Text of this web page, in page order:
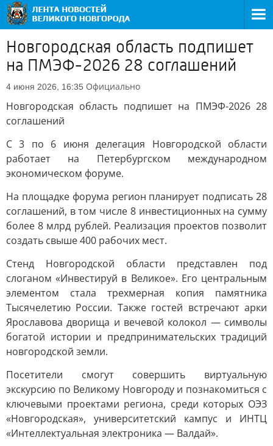
Новгородская область подпишет
на ПМЭФ-2026 28 соглашений
4 июня 2026, 16:35 Официально
Новгородская область подпишет на ПМЭФ-2026 28
соглашений
С 3 по 6 июня делегация Новгородской области
работает на Петербургском международном
экономическом форуме.
На площадке форума регион планирует подписать 28
соглашений, в том числе 8 инвестиционных на сумму
более 8 млрд рублей. Реализация проектов позволит
создать свыше 400 рабочих мест.
Стенд Новгородской области представлен под
слоганом «Инвестируй в Великое». Его центральным
элементом стала трехмерная копия памятника
Тысячелетию России. Также гостей встречают арки
Ярославова дворища и вечевой колокол — символы
богатой истории и предпринимательских традиций
новгородской земли.
Посетители смогут совершить виртуальную
экскурсию по Великому Новгороду и познакомиться с
ключевыми проектами региона, среди которых ОЭЗ
«Новгородская», университетский кампус и ИНТЦ
«Интеллектуальная электроника — Валдай».